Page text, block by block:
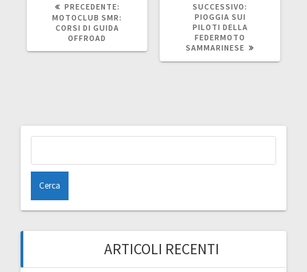
PRECEDENTE:
PRECEDENTE:
MOTOCLUB SMR:
CORSI DI GUIDA
OFFROAD
SUCCESSIVO:
PIOGGIA SUI
PILOTI DELLA
FEDERMOTO
SAMMARINESE
ARTICOLI RECENTI